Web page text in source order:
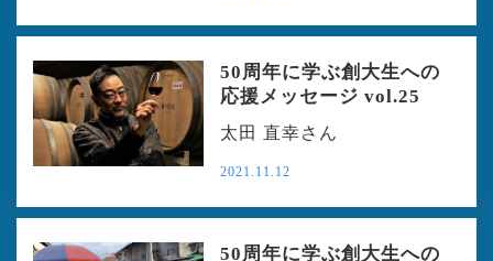
50周年に学ぶ創大生への
応援メッセージ vol.25
太田 直幸さん
2021.11.12
50周年に学ぶ創大生への